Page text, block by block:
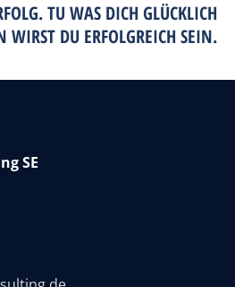
TU WAS DICH GLÜCKLICH
DU ERFOLGREICH SEIN.
SE